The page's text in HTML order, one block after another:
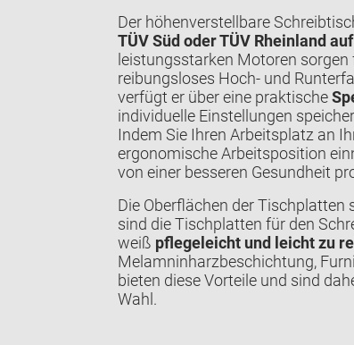
Der höhenverstellbare
TÜV Süd oder TÜV Rheinland
leistungsstarken Motoren sorgen
reibungsloses Hoch- und
verfügt er über eine praktische
individuelle Einstellungen
Indem Sie Ihren Arbeitsplatz an
ergonomische Arbeitsposition
von einer besseren Gesundheit
Die Oberflächen der Tischplatten
sind die Tischplatten für den
weiß pflegeleicht und leicht zu
Melamninharzbeschichtung,
bieten diese Vorteile und sind
Wahl.